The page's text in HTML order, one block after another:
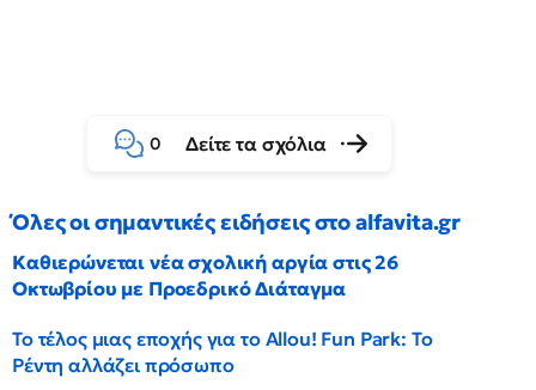
0 Δείτε τα σχόλια
Όλες οι σημαντικές ειδήσεις στο alfavita.gr
Καθιερώνεται νέα σχολική αργία στις 26
Οκτωβρίου με Προεδρικό Διάταγμα
Το τέλος μιας εποχής για το Allou! Fun Park: Το
Ρέντη αλλάζει πρόσωπο